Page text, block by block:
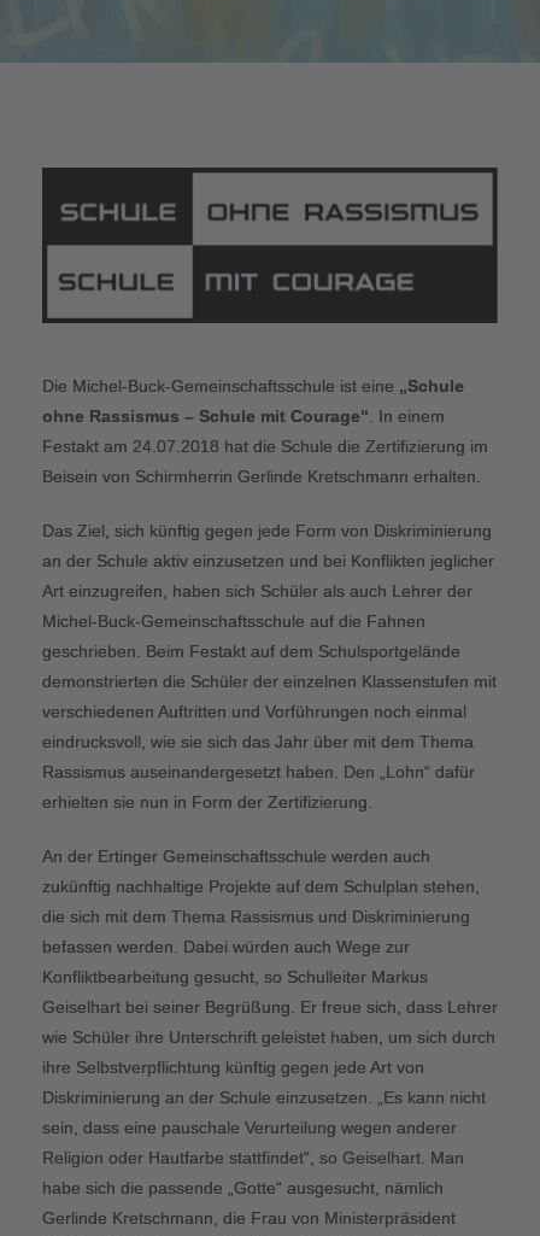
Die Michel-Buck-Gemeinschaftsschule ist eine „Schule
ohne Rassismus – Schule mit Courage“ . In einem
Festakt am 24.07.2018 hat die Schule die Zertifizierung im
Beisein von Schirmherrin Gerlinde Kretschmann erhalten.
Das Ziel, sich künftig gegen jede Form von Diskriminierung
an der Schule aktiv einzusetzen und bei Konflikten jeglicher
Art einzugreifen, haben sich Schüler als auch Lehrer der
Michel-Buck-Gemeinschaftsschule auf die Fahnen
geschrieben. Beim Festakt auf dem Schulsportgelände
demonstrierten die Schüler der einzelnen Klassenstufen mit
verschiedenen Auftritten und Vorführungen noch einmal
eindrucksvoll, wie sie sich das Jahr über mit dem Thema
Rassismus auseinandergesetzt haben. Den „Lohn“ dafür
erhielten sie nun in Form der Zertifizierung.
An der Ertinger Gemeinschaftsschule werden auch
zukünftig nachhaltige Projekte auf dem Schulplan stehen,
die sich mit dem Thema Rassismus und Diskriminierung
befassen werden. Dabei würden auch Wege zur
Konfliktbearbeitung gesucht, so Schulleiter Markus
Geiselhart bei seiner Begrüßung. Er freue sich, dass Lehrer
wie Schüler ihre Unterschrift geleistet haben, um sich durch
ihre Selbstverpflichtung künftig gegen jede Art von
Diskriminierung an der Schule einzusetzen. „Es kann nicht
sein, dass eine pauschale Verurteilung wegen anderer
Religion oder Hautfarbe stattfindet“, so Geiselhart. Man
habe sich die passende „Gotte“ ausgesucht, nämlich
Gerlinde Kretschmann, die Frau von Ministerpräsident